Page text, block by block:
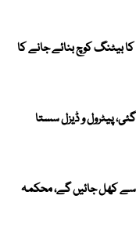
بیٹنگ کوچ بنائے جانے کا
پیٹرول و ڈیزل سستا
سے کھل جائیں گے، محکمہ